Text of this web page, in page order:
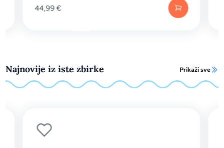
44,99€
Najnovije iz iste zbirke Prikaži sve